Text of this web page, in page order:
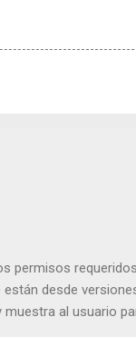
permisos
desde
al usuario